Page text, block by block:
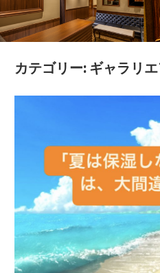
カテゴリー: ギャラリ